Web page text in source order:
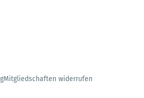
Mitgliedschaften widerrufen